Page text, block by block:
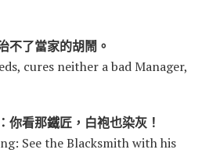
不了當家的胡鬧。
cures neither a bad Manager,
你看那鐵匠，白袍也染灰！
See the Blacksmith with his